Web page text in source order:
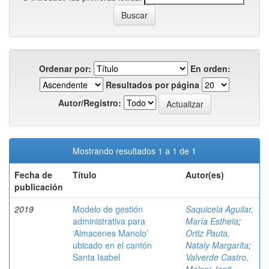
Ordenar por:
En orden:
Resultados por página
Autor/Registro:
Mostrando resultados 1 a 1 de 1
Fecha de
publicación
Título Autor(es)
2019
Modelo de gestión
administrativa para
‘Almacenes Manolo’
ubicado en el cantón
Santa Isabel
Saquicela Aguilar,
María Esthela;
Ortiz Pauta,
Nataly Margarita;
Valverde Castro,